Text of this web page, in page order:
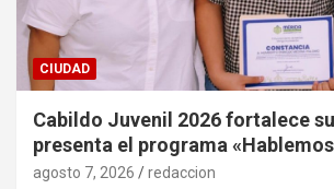
CIUDAD
Cabildo Juvenil 2026 fortalece
presenta el programa
agosto 7, 2026 redaccion